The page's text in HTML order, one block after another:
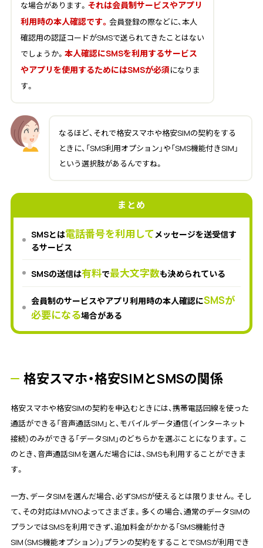
な場合があります。 それは会員制サービスやアプリ
利用時の本人確認です。 会員登録の際などに、本人
確認用の認証コードがSMSで送られてきたことはない
でしょうか。 本人確認にSMSを利用するサービス
やアプリを使用するためにはSMSが必須になりま
す。
なるほど、それで格安スマホや格安SIMの契約をする
ときに、「SMS利用オプション」や「SMS機能付きSIM」
という選択肢があるんですね。
まとめ
SMSとは電話番号を利用して メッセージを送受信す
るサービス
SMSの送信は有料で最大文字数も決められている
会員制のサービスやアプリ利用時の本人確認にSMSが
必要になる場合がある
格安スマホ・格安SIMとSMSの関係
格安スマホや格安SIMの契約を申込むときには、携帯電話回線を使った
通話ができる「音声通話SIM」と、モバイルデータ通信（インターネット
接続）のみができる「データSIM」のどちらかを選ぶことになります。こ
のとき、音声通話SIMを選んだ場合には、SMSも利用することができま
す。
一方、データSIMを選んだ場合、必ずSMSが使えるとは限りません。そし
て、その対応はMVNOよってさまざま。多くの場合、通常のデータSIMの
プランではSMSを利用できず、追加料金がかかる「SMS機能付き
SIM（SMS機能オプション）」プランの契約をすることでSMSが利用でき